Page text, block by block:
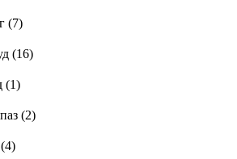
(7)
(16)
(1)
(2)
4)